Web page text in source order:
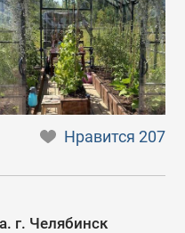
Нравится207
г. Челябинск